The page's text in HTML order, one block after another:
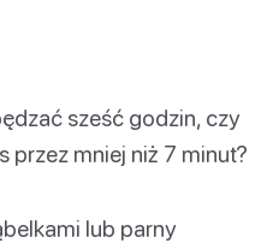
sześć godzin, czy
przez mniej niż 7 minut?
lub parny